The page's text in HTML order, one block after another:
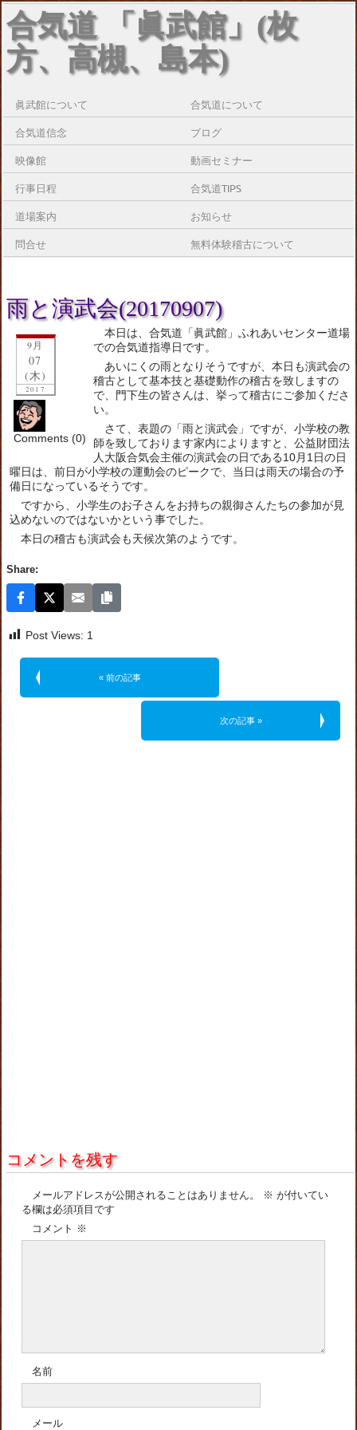
合気道 「眞武館」(枚
方、高槻、島本)
眞武館について 合気道について
合気道信念 ブログ
映像館 動画セミナー
行事日程 合気道TIPS
道場案内 お知らせ
問合せ 無料体験稽古について
雨と演武会(20170907)
9月
07
(木)
2017
Comments (0)
本日は、合気道「眞武館」ふれあいセンター道場
での合気道指導日です。
あいにくの雨となりそうですが、本日も演武会の
稽古として基本技と基礎動作の稽古を致しますの
で、門下生の皆さんは、挙って稽古にご参加くださ
い。
さて、表題の「雨と演武会」ですが、小学校の教
師を致しております家内によりますと、公益財団法
人大阪合気会主催の演武会の日である10月1日の日
曜日は、前日が小学校の運動会のピークで、当日は雨天の場合の予
備日になっているそうです。
ですから、小学生のお子さんをお持ちの親御さんたちの参加が見
込めないのではないかという事でした。
本日の稽古も演武会も天候次第のようです。
Share:
Post Views: 1
« 前の記事
次の記事 »
コメントを残す
メールアドレスが公開されることはありません。 ※ が付いてい
る欄は必須項目です
コメント ※
名前
メール